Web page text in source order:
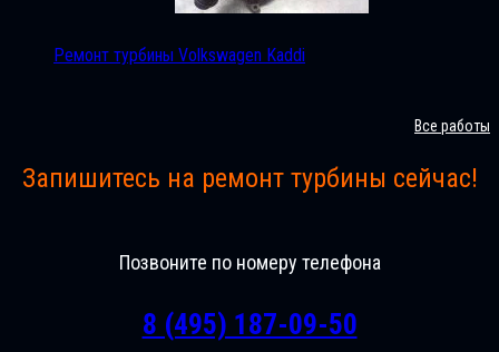
Ремонт турбины Volkswagen Kaddi
Все работы
Запишитесь на ремонт турбины сейчас!
Позвоните по номеру телефона
8 (495) 187-09-50